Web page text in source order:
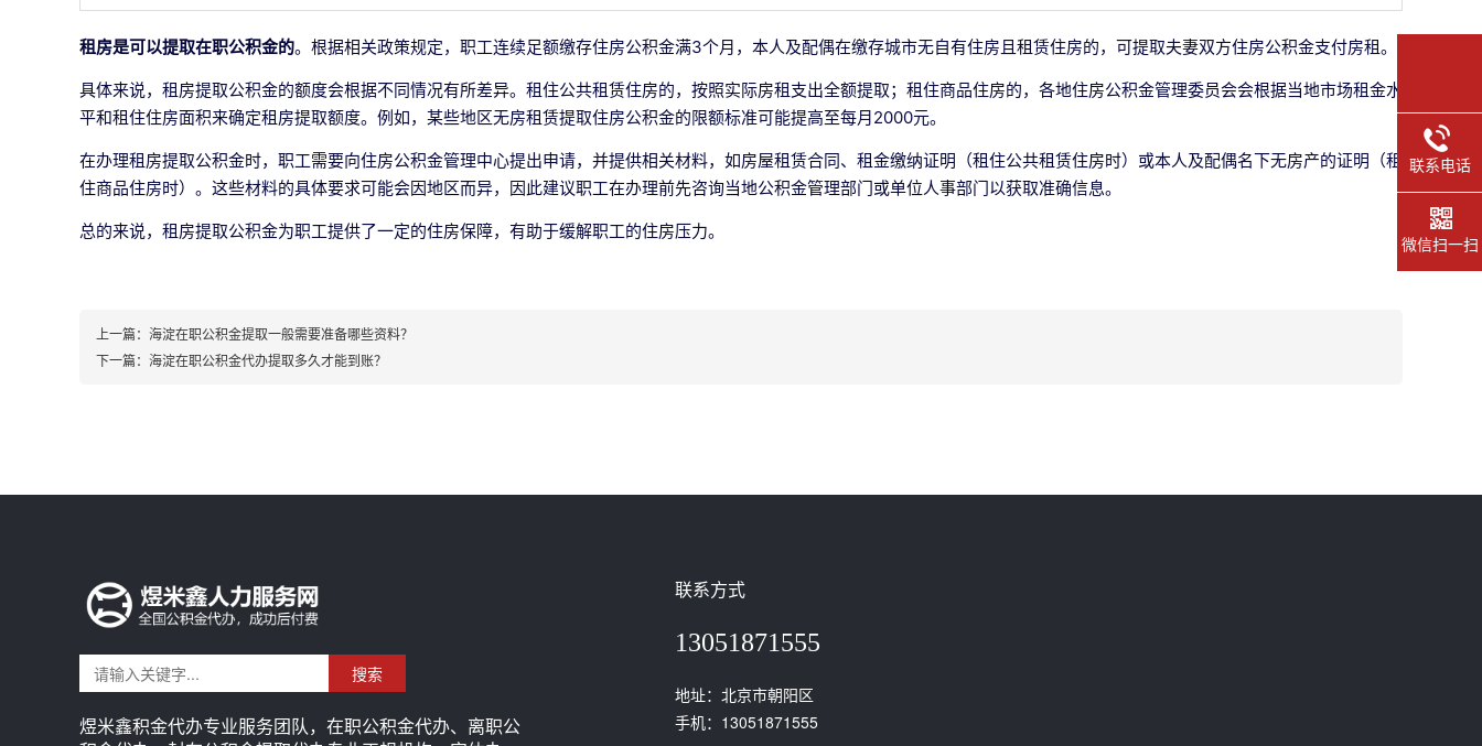
租房是可以提取在职公积金的。根据相关政策规定，职工连续足额缴存住房公积金满3个月，本人及配偶在缴存城市无自有住房且租赁住房的，可提取夫妻双方住房公积金支付房租。
具体来说，租房提取公积金的额度会根据不同情况有所差异。租住公共租赁住房的，按照实际房租支出全额提取；租住商品住房的，各地住房公积金管理委员会会根据当地市场租金水
平和租住住房面积来确定租房提取额度。例如，某些地区无房租赁提取住房公积金的限额标准可能提高至每月2000元。
在办理租房提取公积金时，职工需要向住房公积金管理中心提出申请，并提供相关材料，如房屋租赁合同、租金缴纳证明（租住公共租赁住房时）或本人及配偶名下无房产的证明（租
住商品住房时）。这些材料的具体要求可能会因地区而异，因此建议职工在办理前先咨询当地公积金管理部门或单位人事部门以获取准确信息。
总的来说，租房提取公积金为职工提供了一定的住房保障，有助于缓解职工的住房压力。
上一篇： 海淀在职公积金提取一般需要准备哪些资料？
下一篇： 海淀在职公积金代办提取多久才能到账？
搜索
煜米鑫积金代办专业服务团队，在职公积金代办、离职公
联系方式
13051871555
地址：北京市朝阳区
手机：13051871555
联系电话
微信扫一扫